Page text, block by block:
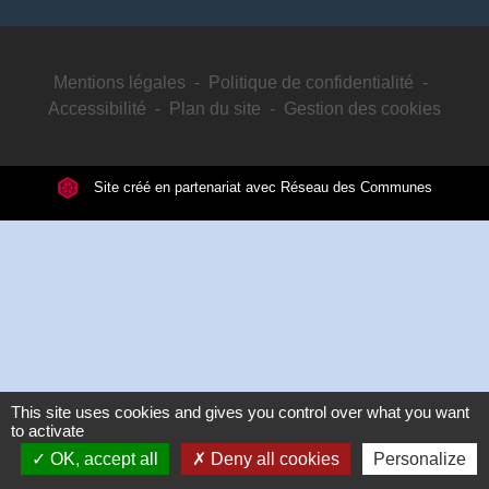
Mentions légales - Politique de confidentialité -
Accessibilité - Plan du site - Gestion des cookies
Site créé en partenariat avec Réseau des Communes
This site uses cookies and gives you control over what you want
to activate
OK, accept all
Deny all cookies Personalize